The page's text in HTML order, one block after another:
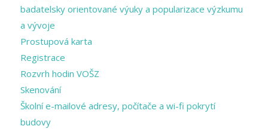
badatelsky orientované výuky a popularizace výzkumu
a vývoje
Prostupová karta
Registrace
Rozvrh hodin VOŠZ
Skenování
Školní e-mailové adresy, počítače a wi-fi pokrytí
budovy